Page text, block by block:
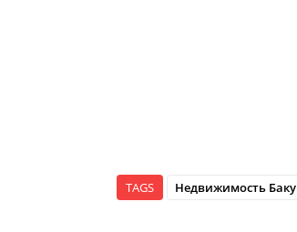
TAGS Недвижимость Баку